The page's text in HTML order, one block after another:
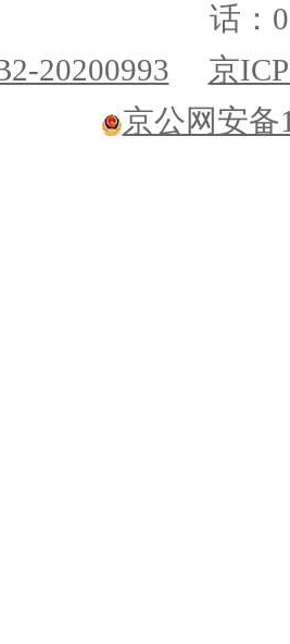
话：
20200993
京
京公网安备